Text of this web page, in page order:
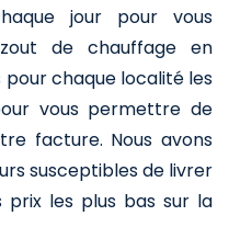
jour pour vous
de chauffage en
pour chaque localité les
vous permettre de
facture. Nous avons
susceptibles de livrer
prix les plus bas sur la